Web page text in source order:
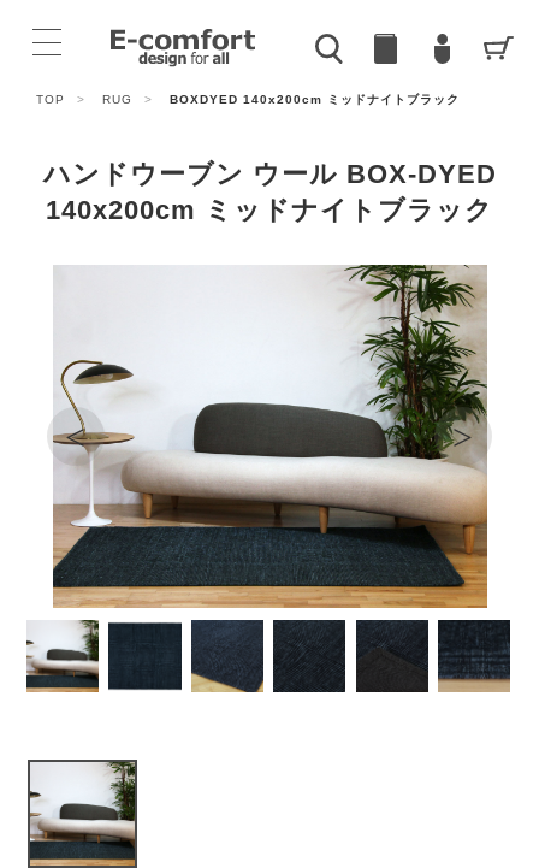
TOP > RUG > BOXDYED 140x200cm ミッドナイトブラック
ハンドウーブン ウール BOX-DYED
140x200cm ミッドナイトブラック
< >